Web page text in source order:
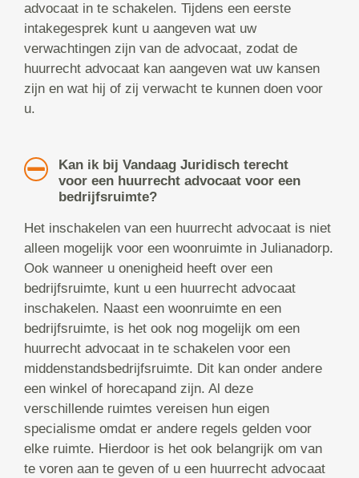
advocaat in te schakelen. Tijdens een eerste
intakegesprek kunt u aangeven wat uw
verwachtingen zijn van de advocaat, zodat de
huurrecht advocaat kan aangeven wat uw kansen
zijn en wat hij of zij verwacht te kunnen doen voor
u.
Kan ik bij Vandaag Juridisch terecht
voor een huurrecht advocaat voor een
bedrijfsruimte?
Het inschakelen van een huurrecht advocaat is niet
alleen mogelijk voor een woonruimte in Julianadorp.
Ook wanneer u onenigheid heeft over een
bedrijfsruimte, kunt u een huurrecht advocaat
inschakelen. Naast een woonruimte en een
bedrijfsruimte, is het ook nog mogelijk om een
huurrecht advocaat in te schakelen voor een
middenstandsbedrijfsruimte. Dit kan onder andere
een winkel of horecapand zijn. Al deze
verschillende ruimtes vereisen hun eigen
specialisme omdat er andere regels gelden voor
elke ruimte. Hierdoor is het ook belangrijk om van
te voren aan te geven of u een huurrecht advocaat